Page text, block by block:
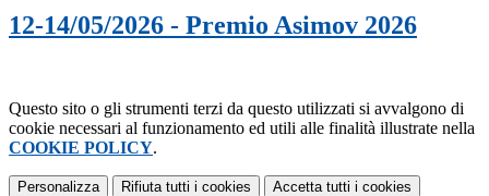
12-14/05/2026 - Premio Asimov 2026
Questo sito o gli strumenti terzi da questo utilizzati si avvalgono di
cookie necessari al funzionamento ed utili alle finalità illustrate nella
COOKIE POLICY.
Personalizza Rifiuta tutti i cookies Accetta tutti i cookies